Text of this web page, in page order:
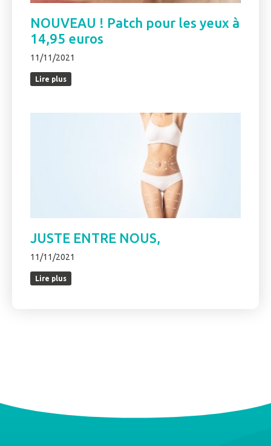
NOUVEAU ! Patch pour les yeux à
14,95 euros
11/11/2021
Lire plus
JUSTE ENTRE NOUS,
11/11/2021
Lire plus